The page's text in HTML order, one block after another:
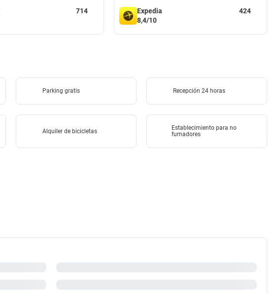
714
Expedia
8,4/10
424
Parking gratis Recepción 24 horas
Alquiler de bicicletas
Establecimiento para no
fumadores